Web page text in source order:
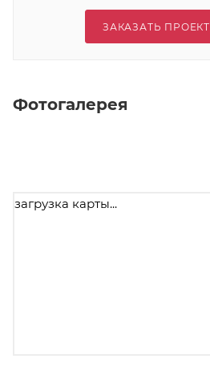
ЗАКАЗАТЬ ПРОЕКТ
Фотогалерея
загрузка карты...